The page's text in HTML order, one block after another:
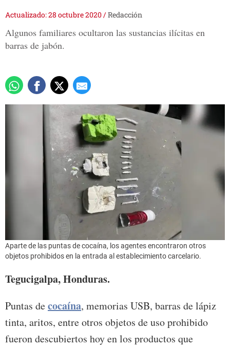
Actualizado: 28 octubre 2020/Redacción
Algunos familiares ocultaron las sustancias ilícitas en
barras de jabón.
Aparte de las puntas de cocaína, los agentes encontraron otros
objetos prohibidos en la entrada al establecimiento carcelario.
Tegucigalpa, Honduras.
Puntas decocaína, memorias USB, barras de lápiz
tinta, aritos, entre otros objetos de uso prohibido
fueron descubiertos hoy en los productos que